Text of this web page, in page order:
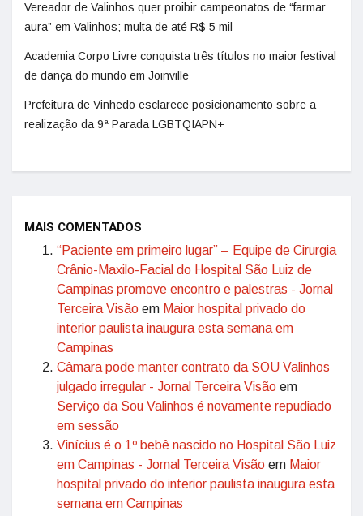
Vereador de Valinhos quer proibir campeonatos de “farmar
aura” em Valinhos; multa de até R$ 5 mil
Academia Corpo Livre conquista três títulos no maior festival
de dança do mundo em Joinville
Prefeitura de Vinhedo esclarece posicionamento sobre a
realização da 9ª Parada LGBTQIAPN+
MAIS COMENTADOS
“Paciente em primeiro lugar” – Equipe de Cirurgia
Crânio-Maxilo-Facial do Hospital São Luiz de
Campinas promove encontro e palestras - Jornal
Terceira Visão em Maior hospital privado do
interior paulista inaugura esta semana em
Campinas
Câmara pode manter contrato da SOU Valinhos
julgado irregular - Jornal Terceira Visão em
Serviço da Sou Valinhos é novamente repudiado
em sessão
Vinícius é o 1º bebê nascido no Hospital São Luiz
em Campinas - Jornal Terceira Visão em Maior
hospital privado do interior paulista inaugura esta
semana em Campinas